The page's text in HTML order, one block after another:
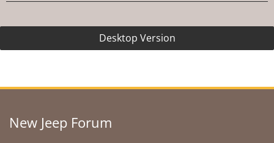
Desktop Version
New Jeep Forum